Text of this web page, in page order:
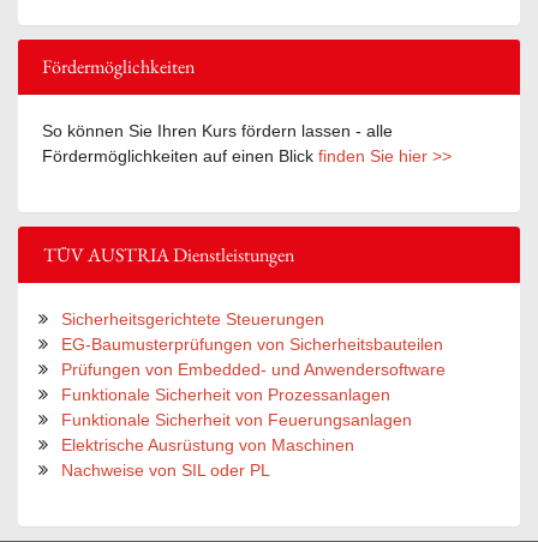
Fördermöglichkeiten
So können Sie Ihren Kurs fördern lassen - alle
Fördermöglichkeiten auf einen Blick finden Sie hier >>
TÜV AUSTRIA Dienstleistungen
Sicherheitsgerichtete Steuerungen
EG-Baumusterprüfungen von Sicherheitsbauteilen
Prüfungen von Embedded- und Anwendersoftware
Funktionale Sicherheit von Prozessanlagen
Funktionale Sicherheit von Feuerungsanlagen
Elektrische Ausrüstung von Maschinen
Nachweise von SIL oder PL